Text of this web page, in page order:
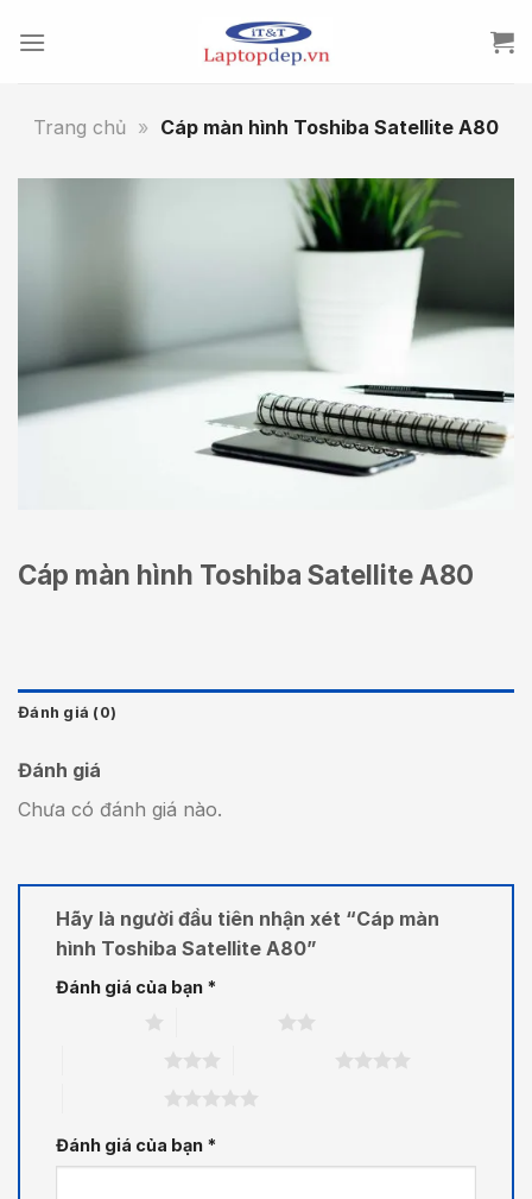
Trang chủ » Cáp màn hình Toshiba Satellite A80
Cáp màn hình Toshiba Satellite A80
Đánh giá (0)
Đánh giá
Chưa có đánh giá nào.
Hãy là người đầu tiên nhận xét “Cáp màn
hình Toshiba Satellite A80”
Đánh giá của bạn *
Đánh giá của bạn *